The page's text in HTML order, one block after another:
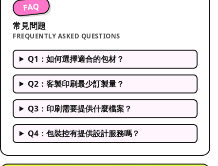
FAQ
常見問題
FREQUENTLY ASKED QUESTIONS
Q1：如何選擇適合的包材？
Q2：客製印刷最少訂製量？
Q3：印刷需要提供什麼檔案？
Q4：包裝控有提供設計服務嗎？